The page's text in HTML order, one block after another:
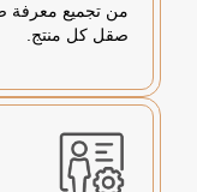
من تجميع معرفة
صقل كل منتج.